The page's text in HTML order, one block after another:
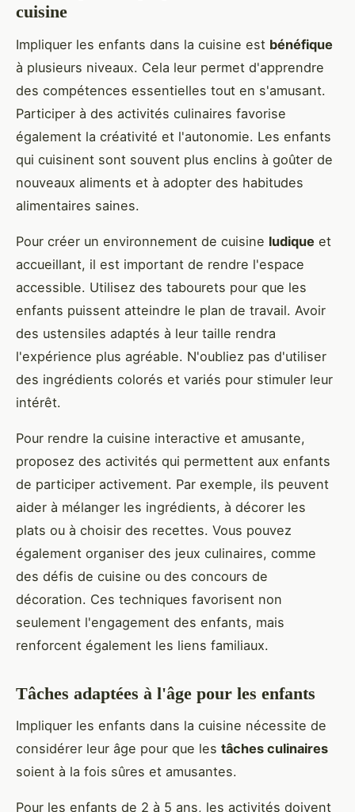
cuisine
Impliquer les enfants dans la cuisine est bénéfique
à plusieurs niveaux. Cela leur permet d'apprendre
des compétences essentielles tout en s'amusant.
Participer à des activités culinaires favorise
également la créativité et l'autonomie. Les enfants
qui cuisinent sont souvent plus enclins à goûter de
nouveaux aliments et à adopter des habitudes
alimentaires saines.
Pour créer un environnement de cuisine ludique et
accueillant, il est important de rendre l'espace
accessible. Utilisez des tabourets pour que les
enfants puissent atteindre le plan de travail. Avoir
des ustensiles adaptés à leur taille rendra
l'expérience plus agréable. N'oubliez pas d'utiliser
des ingrédients colorés et variés pour stimuler leur
intérêt.
Pour rendre la cuisine interactive et amusante,
proposez des activités qui permettent aux enfants
de participer activement. Par exemple, ils peuvent
aider à mélanger les ingrédients, à décorer les
plats ou à choisir des recettes. Vous pouvez
également organiser des jeux culinaires, comme
des défis de cuisine ou des concours de
décoration. Ces techniques favorisent non
seulement l'engagement des enfants, mais
renforcent également les liens familiaux.
Tâches adaptées à l'âge pour les enfants
Impliquer les enfants dans la cuisine nécessite de
considérer leur âge pour que les tâches culinaires
soient à la fois sûres et amusantes.
Pour les enfants de 2 à 5 ans, les activités doivent